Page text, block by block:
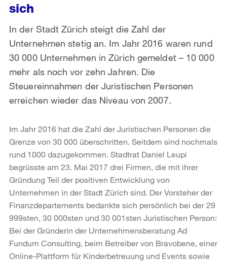
sich
In der Stadt Zürich steigt die Zahl der
Unternehmen stetig an. Im Jahr 2016 waren rund
30 000 Unternehmen in Zürich gemeldet – 10 000
mehr als noch vor zehn Jahren. Die
Steuereinnahmen der Juristischen Personen
erreichen wieder das Niveau von 2007.
Im Jahr 2016 hat die Zahl der Juristischen Personen die
Grenze von 30 000 überschritten. Seitdem sind nochmals
rund 1000 dazugekommen. Stadtrat Daniel Leupi
begrüsste am 23. Mai 2017 drei Firmen, die mit ihrer
Gründung Teil der positiven Entwicklung von
Unternehmen in der Stadt Zürich sind. Der Vorsteher der
Finanzdepartements bedankte sich persönlich bei der 29
999sten, 30 000sten und 30 001sten Juristischen Person:
Bei der Gründerin der Unternehmensberatung Ad
Fundum Consulting, beim Betreiber von Bravobene, einer
Online-Plattform für Kinderbetreuung und Events sowie